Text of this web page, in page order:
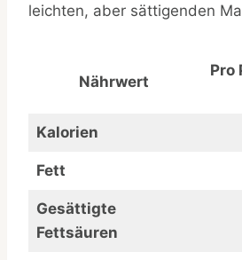
leichten, aber sättigenden
Nährwert
Pro
Kalorien
Fett
Gesättigte
Fettsäuren